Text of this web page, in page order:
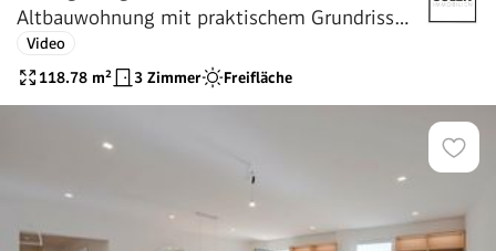
Altbauwohnung mit praktischem Grundriss
und Balkon *** Nähe Augarten ***
Video
118.78 m² 3 Zimmer Freifläche